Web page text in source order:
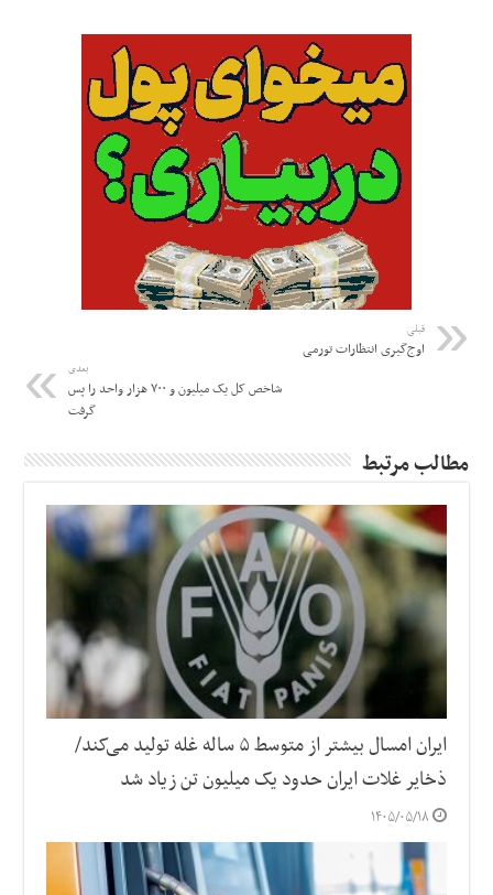
قبلی
اوج‌گیری انتظارات تورمی
بعدی
شاخص کل یک میلیون و ۷۰۰ هزار واحد را پس
گرفت
مطالب مرتبط
ایران امسال بیشتر از متوسط ۵ ساله غله تولید می‌کند/
ذخایر غلات ایران حدود یک میلیون تن زیاد شد
۱۴۰۵/۰۵/۱۸